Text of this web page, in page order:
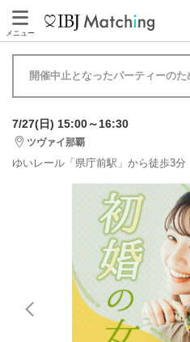
メニュー
開催中止となったパーティーのた
7/27(日) 15:00～16:30
ツヴァイ那覇
ゆいレール「県庁前駅」から徒歩3分